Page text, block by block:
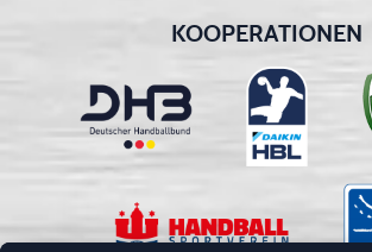
KOOPERATIONEN